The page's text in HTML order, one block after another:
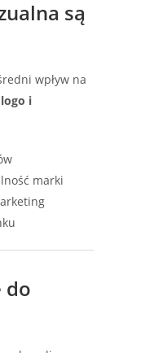
są
wpływ na
logo i
marki
do